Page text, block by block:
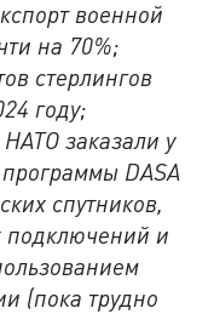
военной
на 70%;
стерлингов
году;
заказали у
программы DASA
спутников,
подключений и
(пока трудно